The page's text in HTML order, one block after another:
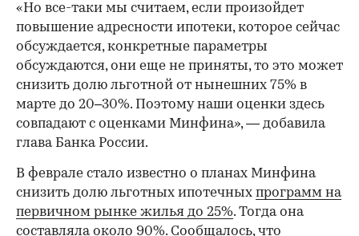
«Но все-таки мы считаем, если произойдет
повышение адресности ипотеки, которое сейчас
обсуждается, конкретные параметры
обсуждаются, они еще не приняты, то это может
снизить долю льготной от нынешних 75% в
марте до 20–30%. Поэтому наши оценки здесь
совпадают с оценками Минфина», — добавила
глава Банка России.
В феврале стало известно о планах Минфина
снизить долю льготных ипотечных программ на
первичном рынке жилья до 25%. Тогда она
составляла около 90%. Сообщалось, что